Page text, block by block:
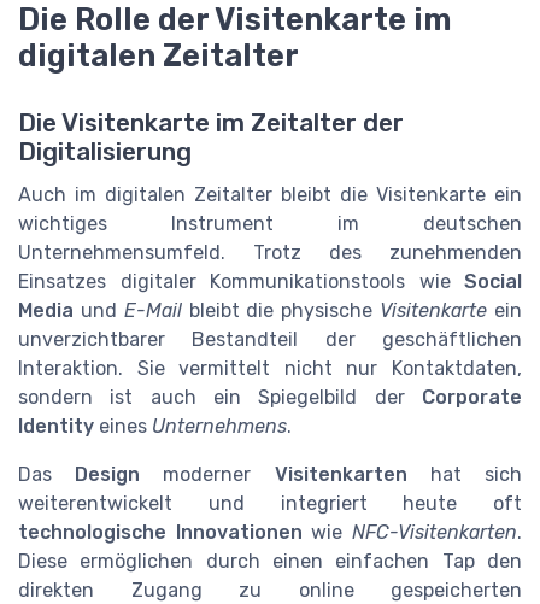
Die Rolle der Visitenkarte im
digitalen Zeitalter
Die Visitenkarte im Zeitalter der
Digitalisierung
Auch im digitalen Zeitalter bleibt die Visitenkarte ein
wichtiges Instrument im deutschen
Unternehmensumfeld. Trotz des zunehmenden
Einsatzes digitaler Kommunikationstools wie Social
Media und E-Mailbleibt die physische Visitenkarte ein
unverzichtbarer Bestandteil der geschäftlichen
Interaktion. Sie vermittelt nicht nur Kontaktdaten,
sondern ist auch ein Spiegelbild der Corporate
Identity eines Unternehmens.
Das Design moderner Visitenkarten hat sich
weiterentwickelt und integriert heute oft
technologische Innovationen wieNFC-Visitenkarten.
Diese ermöglichen durch einen einfachen Tap den
direkten Zugang zu online gespeicherten